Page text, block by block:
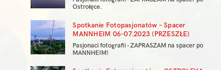
Ostrołęce.
Spotkanie Fotopasjonatów – Spacer
MANNHEIM 06-07.2023 (PRZESZŁE)
Pasjonaci fotografii - ZAPRASZAM na spacer po
MANNHEIM!